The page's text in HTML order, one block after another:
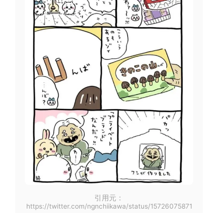
引用元：
https://twitter.com/ngnchiikawa/status/15726075871